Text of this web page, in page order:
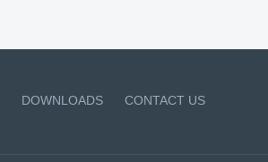
DOWNLOADS CONTACT US